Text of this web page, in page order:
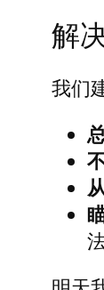
解
我们